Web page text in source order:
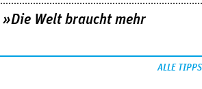
Welt braucht mehr
ALLE TIPPS